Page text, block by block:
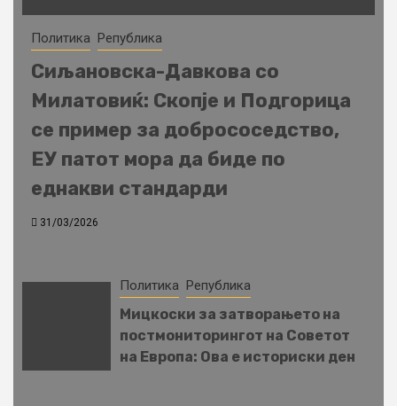
Политика Република
Сиљановска-Давкова со
Милатовиќ: Скопје и Подгорица
се пример за добрососедство,
ЕУ патот мора да биде по
еднакви стандарди
31/03/2026
Политика Република
Мицкоски за затворањето на
постмониторингот на Советот
на Европа: Ова е историски ден